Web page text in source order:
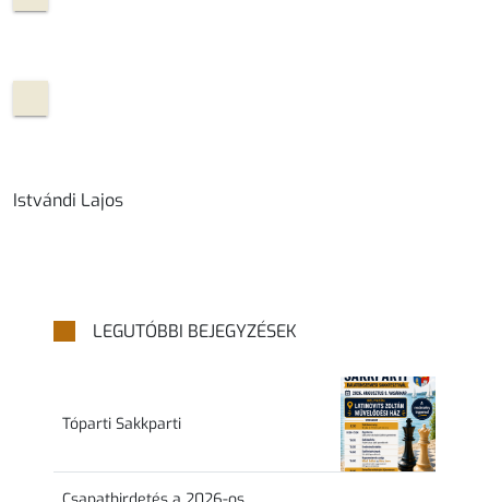
Istvándi Lajos
LEGUTÓBBI BEJEGYZÉSEK
Tóparti Sakkparti